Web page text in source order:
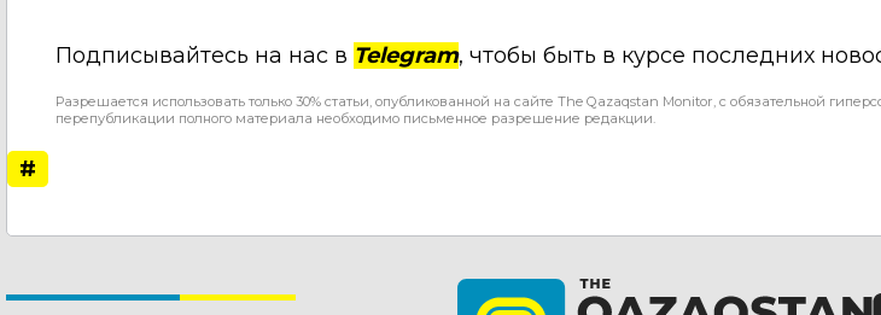
Подписывайтесь на нас в Telegram, чтобы быть в курсе последних
Разрешается использовать только 30% статьи, опубликованной на сайте The Qazaqstan Monitor, с обязательной
перепубликации полного материала необходимо письменное разрешение редакции.
#